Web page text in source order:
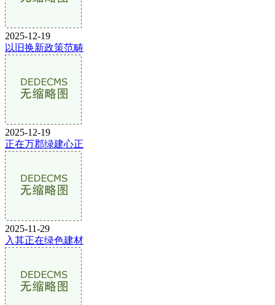
2025-12-19
以旧换新政策范畴
2025-12-19
正在万郡绿建心正
2025-11-29
入其正在绿色建材